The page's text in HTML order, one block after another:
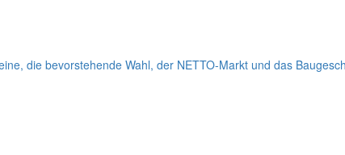
die bevorstehende Wahl, der NETTO-Markt und das